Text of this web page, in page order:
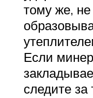
тому же, не
Если
следите